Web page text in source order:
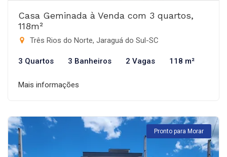
Casa Geminada à Venda com 3 quartos,
118m²
Três Rios do Norte, Jaraguá do Sul-SC
3 Quartos 3 Banheiros 2 Vagas 118 m²
Mais informações
Pronto para Morar